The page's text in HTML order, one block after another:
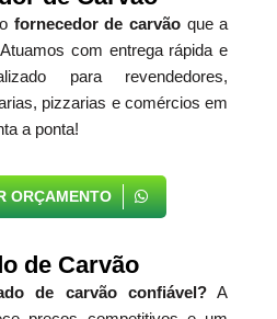
fornecedor de carvão que a
com entrega rápida e
para revendedores,
pizzarias e comércios em
a ponta!
ORÇAMENTO
de Carvão
de carvão confiável?A